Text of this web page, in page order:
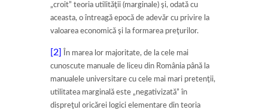
„croit” teoria utilităţii (marginale) şi, odată cu
aceasta, o întreagă epocă de adevăr cu privire la
valoarea economică şi la formarea preţurilor.
[2]
În marea lor majoritate, de la cele mai
cunoscute manuale de liceu din România până la
manualele universitare cu cele mai mari pretenţii,
utilitatea marginală este „negativizată” în
dispreţul oricărei logici elementare din teoria